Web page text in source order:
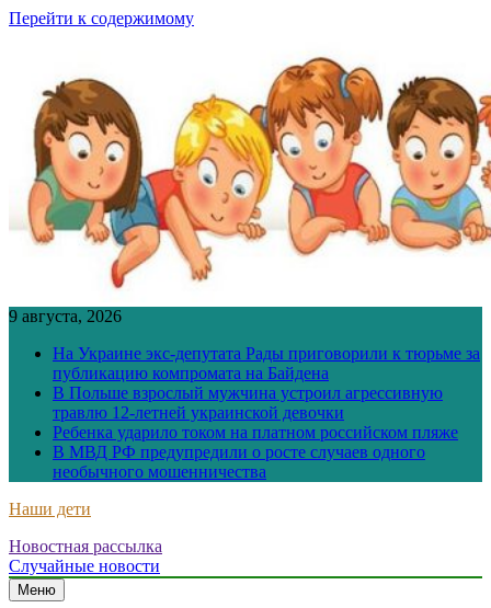
Перейти к содержимому
9 августа, 2026
На Украине экс-депутата Рады приговорили к тюрьме за
публикацию компромата на Байдена
В Польше взрослый мужчина устроил агрессивную
травлю 12-летней украинской девочки
Ребенка ударило током на платном российском пляже
В МВД РФ предупредили о росте случаев одного
необычного мошенничества
Наши дети
Новостная рассылка
Случайные новости
Меню